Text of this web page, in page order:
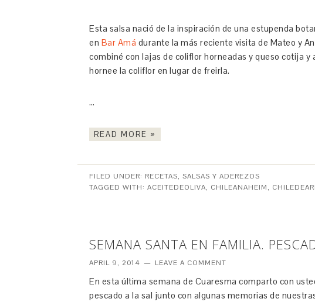
Esta salsa nació de la inspiración de una estupenda
en Bar Amá durante la más reciente visita de Mateo y
combiné con lajas de coliflor horneadas y queso cotija
hornee la coliflor en lugar de freirla.
…
READ MORE »
FILED UNDER: RECETAS, SALSAS Y ADEREZOS
TAGGED WITH: ACEITEDEOLIVA, CHILEANAHEIM,
SEMANA SANTA EN FAMILIA.
APRIL 9, 2014 LEAVE A COMMENT
En esta última semana de Cuaresma comparto con
pescado a la sal junto con algunas memorias de